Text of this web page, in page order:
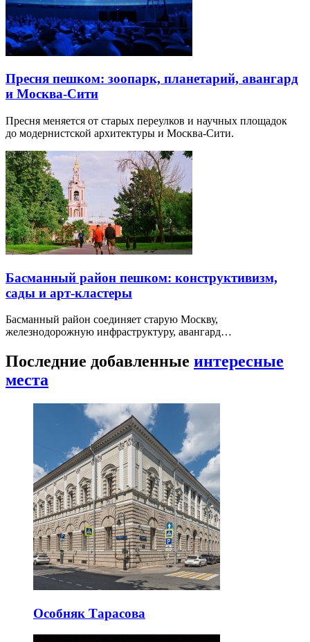
Пресня пешком: зоопарк, планетарий, авангард
и Москва-Сити
Пресня меняется от старых переулков и научных площадок
до модернистской архитектуры и Москва-Сити.
Басманный район пешком: конструктивизм,
сады и арт-кластеры
Басманный район соединяет старую Москву,
железнодорожную инфраструктуру, авангард…
Последние добавленные интересные
места
Особняк Тарасова